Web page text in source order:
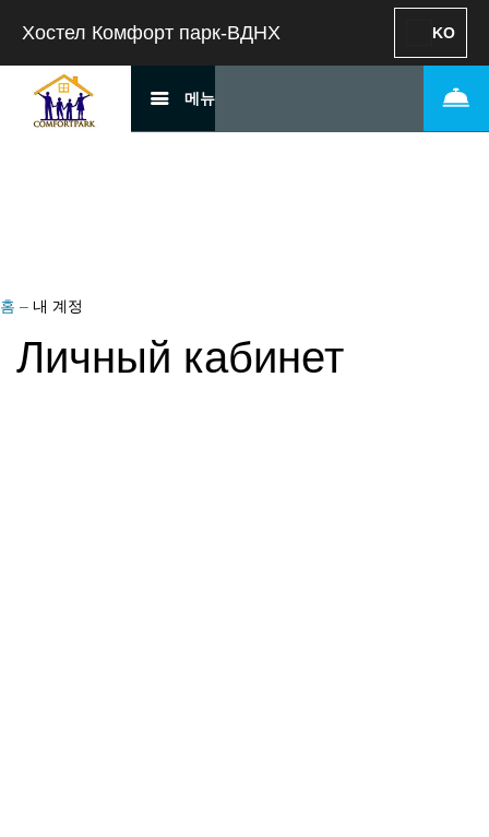
Хостел Комфорт парк-ВДНХ KO
메뉴
홈 – 내 계정
Личный кабинет